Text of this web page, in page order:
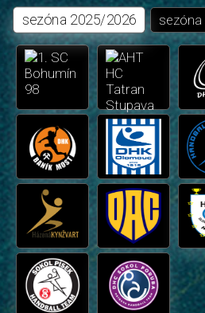
sezóna 2025/2026 sezóna